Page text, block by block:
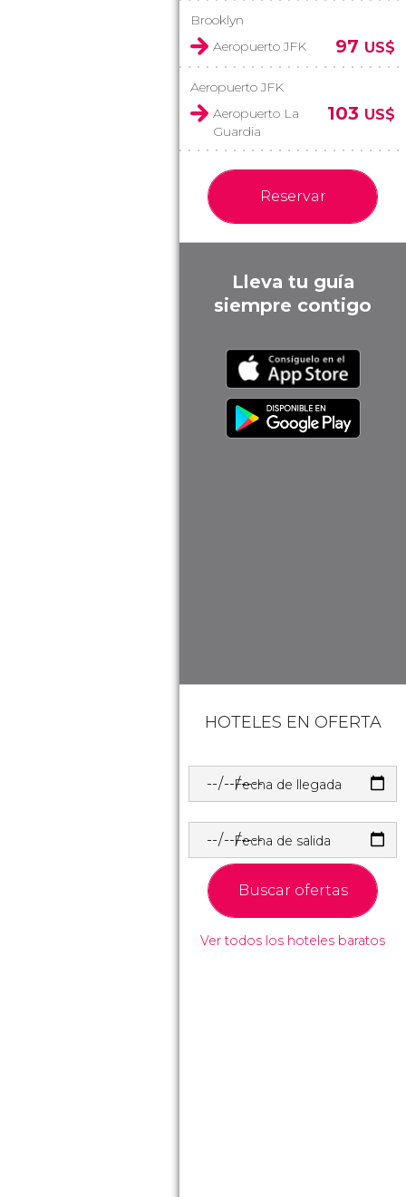
Brooklyn
Aeropuerto JFK
97 US$
Aeropuerto JFK
Aeropuerto La
Guardia
103 US$
Reservar
Lleva tu guía
siempre contigo
HOTELES EN OFERTA
Fecha de llegada
Fecha de salida
Buscar ofertas
Ver todos los hoteles baratos